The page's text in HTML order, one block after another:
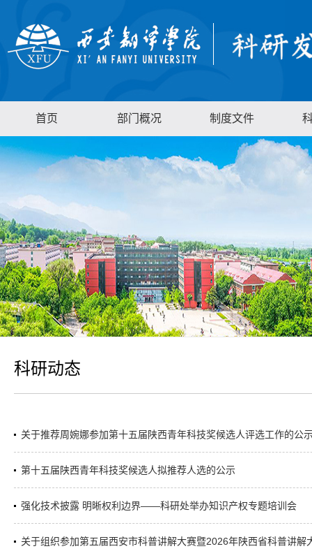
首页 部门概况 制度文件
科研动态
关于推荐周婉娜参加第十五届陕西青年科技奖候选人评选工作的公
第十五届陕西青年科技奖候选人拟推荐人选的公示
强化技术披露 明晰权利边界——科研处举办知识产权专题培训会
关于组织参加第五届西安市科普讲解大赛暨2026年陕西省科普讲解